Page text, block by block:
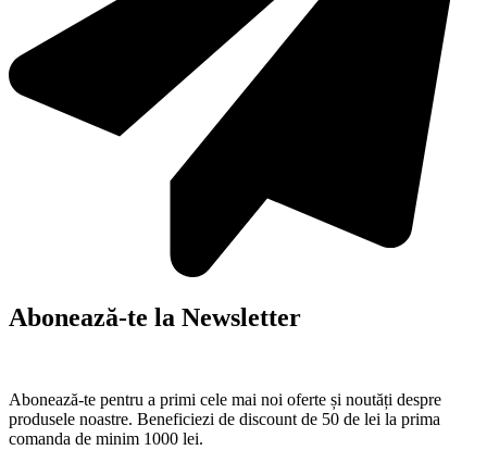
Abonează-te la Newsletter
Abonează-te pentru a primi cele mai noi oferte și noutăți despre
produsele noastre. Beneficiezi de discount de 50 de lei la prima
comanda de minim 1000 lei.